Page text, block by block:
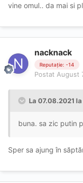
vine omul.. da mai si
nacknack
Reputație: -14
Postat August
La 07.08.2021 la
buna. sa zic putin
Sper sa ajung în